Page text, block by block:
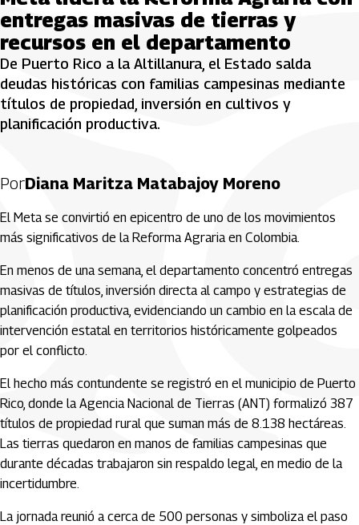
entregas masivas de tierras y
recursos en el departamento
De Puerto Rico a la Altillanura, el Estado salda
deudas históricas con familias campesinas mediante
títulos de propiedad, inversión en cultivos y
planificación productiva.
PorDiana Maritza Matabajoy Moreno
El Meta se convirtió en epicentro de uno de los movimientos
más significativos de la Reforma Agraria en Colombia.
En menos de una semana, el departamento concentró entregas
masivas de títulos, inversión directa al campo y estrategias de
planificación productiva, evidenciando un cambio en la escala de
intervención estatal en territorios históricamente golpeados
por el conflicto.
El hecho más contundente se registró en el municipio de Puerto
Rico, donde la Agencia Nacional de Tierras (ANT) formalizó 387
títulos de propiedad rural que suman más de 8.138 hectáreas.
Las tierras quedaron en manos de familias campesinas que
durante décadas trabajaron sin respaldo legal, en medio de la
incertidumbre.
La jornada reunió a cerca de 500 personas y simboliza el paso